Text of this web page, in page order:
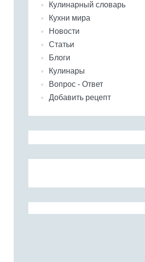
Кулинарный словарь
Кухни мира
Новости
Статьи
Блоги
Кулинары
Вопрос - Ответ
Добавить рецепт